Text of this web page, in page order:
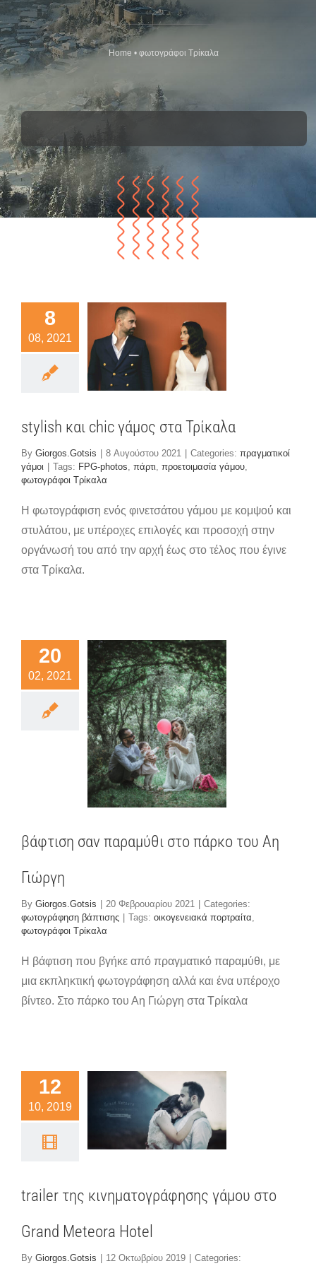
Home •φωτογράφοι Τρίκαλα
8
08, 2021
και
γάμος
stylish και chic γάμος στα Τρίκαλα
By Giorgos.Gotsis 8 Αυγούστου 2021 Categories: πραγματικοί
γάμοι
Tags: FPG-photos, πάρτι, προετοιμασία γάμου,
φωτογράφοι Τρίκαλα
Η φωτογράφιση ενός φινετσάτου γάμου με κομψού και
στυλάτου, με υπέροχες επιλογές και προσοχή στην
οργάνωσή του από την αρχή έως στο τέλος που έγινε
στα Τρίκαλα.
20
02, 2021
σαν
βάφτιση σαν παραμύθι στο πάρκο του Αη
Γιώργη
By Giorgos.Gotsis 20 Φεβρουαρίου 2021
Categories:
φωτογράφηση βάπτισης
Tags: οικογενειακά πορτραίτα
φωτογράφοι Τρίκαλα
Η βάφτιση που βγήκε από πραγματικό παραμύθι, με
μια εκπληκτική φωτογράφηση αλλά και ένα υπέροχο
βίντεο. Στο πάρκο του Αη Γιώργη στα Τρίκαλα
12
10, 2019
στο
γάμου
trailer της κινηματογράφησης γάμου στο
Grand Meteora Hotel
By Giorgos.Gotsis 12 Οκτωβρίου 2019
Categories: